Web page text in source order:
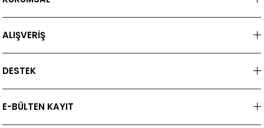
ALIŞVERİŞ
DESTEK
E-BÜLTEN KAYIT